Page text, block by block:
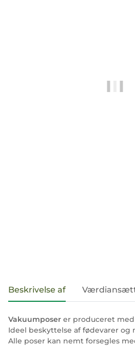
Beskrivelse af
Vakuumposer er produceret
Ideel beskyttelse af fødevarer og
Alle poser kan nemt forsegles